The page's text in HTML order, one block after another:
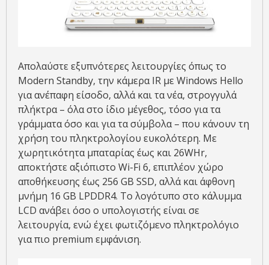
Απολαύστε εξυπνότερες λειτουργίες όπως το
Modern Standby, την κάμερα IR με Windows Hello
για ανέπαφη είσοδο, αλλά και τα νέα, στρογγυλά
πλήκτρα – όλα στο ίδιο μέγεθος, τόσο για τα
γράμματα όσο και για τα σύμβολα – που κάνουν τη
χρήση του πληκτρολογίου ευκολότερη. Με
χωρητικότητα μπαταρίας έως και 26WHr,
αποκτήστε αξιόπιστο Wi-Fi 6, επιπλέον χώρο
αποθήκευσης έως 256 GB SSD, αλλά και άφθονη
μνήμη 16 GB LPDDR4. Το λογότυπο στο κάλυμμα
LCD ανάβει όσο ο υπολογιστής είναι σε
λειτουργία, ενώ έχει φωτιζόμενο πληκτρολόγιο
για πιο premium εμφάνιση.